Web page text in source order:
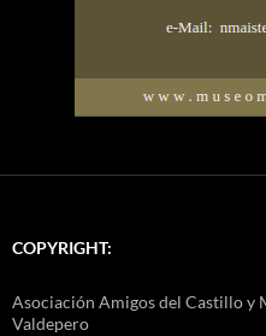
COPYRIGHT:
Asociación Amigos del Castillo y
Valdepero